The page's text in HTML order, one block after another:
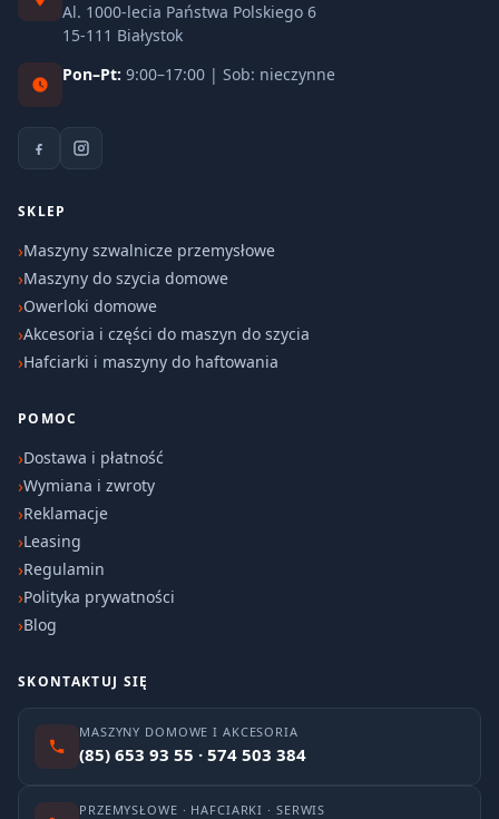
Al. 1000-lecia Państwa Polskiego 6
15-111 Białystok
Pon–Pt: 9:00–17:00 | Sob: nieczynne
SKLEP
Maszyny szwalnicze przemysłowe
Maszyny do szycia domowe
Owerloki domowe
Akcesoria i części do maszyn do szycia
Hafciarki i maszyny do haftowania
POMOC
Dostawa i płatność
Wymiana i zwroty
Reklamacje
Leasing
Regulamin
Polityka prywatności
Blog
SKONTAKTUJ SIĘ
MASZYNY DOMOWE I AKCESORIA
(85) 653 93 55 · 574 503 384
PRZEMYSŁOWE · HAFCIARKI · SERWIS